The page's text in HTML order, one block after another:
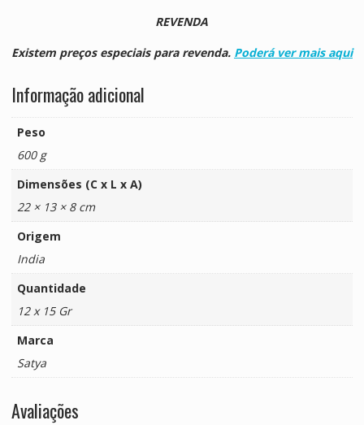
REVENDA
Existem preços especiais para revenda. Poderá ver mais aqui
Informação adicional
Peso
600 g
Dimensões (C x L x A)
22 × 13 × 8 cm
Origem
India
Quantidade
12 x 15 Gr
Marca
Satya
Avaliações